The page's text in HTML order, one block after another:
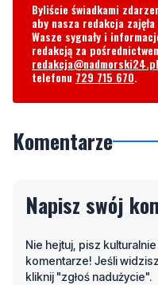
Byliście świadkami
aby nasza redakcja
Wasze sygnały i
redakcją za
redakcja@nadmorski24.pl
telefonu 729 715 670.
Komentarze
Napisz swój
Nie hejtuj, pisz
komentarze! Jeśli
kliknij "zgłoś nadużycie".